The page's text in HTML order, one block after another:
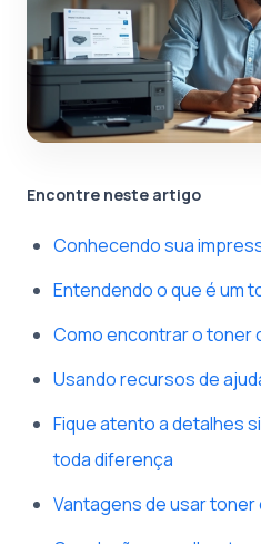
Encontre neste artigo
Conhecendo sua
Entendendo o que é um
Como encontrar o toner
Usando recursos de
Fique atento a detalhes
toda diferença
Vantagens de usar toner